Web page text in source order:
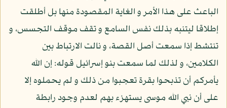
الباعث على هذا الأمر و الغاية المقصودة منها بل أطلقت
إطلاقا ليتنبه بذلك نفس السامع و تقف موقف التجسس، و
تنتشط إذا سمعت أصل القصة، و نالت الارتباط بين
الكلامين، و لذلك لما سمعت بنو إسرائيل قوله: إن الله
يأمركم أن تذبحوا بقرة تعجبوا من ذلك و لم يحملوه إلا
على أن نبي الله موسى يستهزء بهم لعدم وجود رابطة